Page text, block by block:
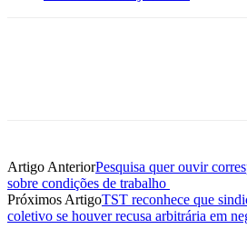
Artigo AnteriorPesquisa quer ouvir
sobre condições de trabalho
Próximos ArtigoTST reconhece que
coletivo se houver recusa arbitrária em